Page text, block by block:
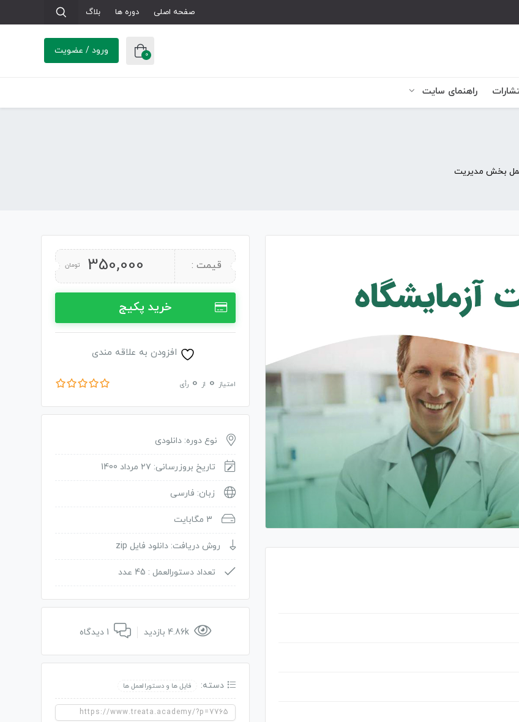
صفحه اصلی دوره ها بلاگ
0 ورود / عضویت
راهنمای سایت
بخش مدیریت
قیمت : 350,000 تومان
خرید پکیج
افزودن به علاقه مندی
امتیاز 0 از 0 رأی
نوع دوره: دانلودی
تاریخ بروزرسانی: ۲۷ مرداد 1400
زبان: فارسی
3 مگابایت
روش دریافت: دانلود فایل zip
تعداد دستورالعمل : 45 عدد
4.86k بازدید
دسته: فایل ها و دستورالعمل ها